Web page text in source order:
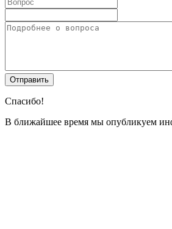
Спасибо!
В ближайшее время мы опубликуем